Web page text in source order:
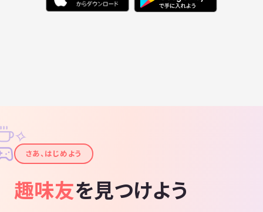
✦
✧
さあ、はじめよう
趣味友を見つけよう